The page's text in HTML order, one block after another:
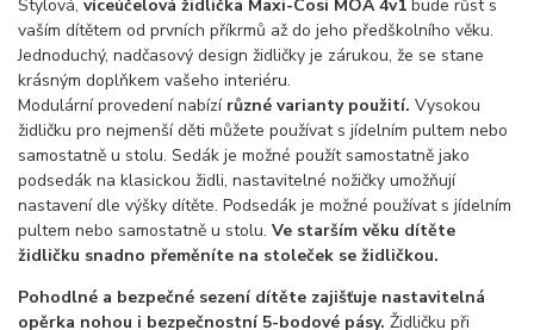
Stylová, víceúčelová židlička Maxi-Cosi MOA 4v1 bude růst s
vaším dítětem od prvních příkrmů až do jeho předškolního věku.
Jednoduchý, nadčasový design židličky je zárukou, že se stane
krásným doplňkem vašeho interiéru.
Modulární provedení nabízí různé varianty použití. Vysokou
židličku pro nejmenší děti můžete používat s jídelním pultem nebo
samostatně u stolu. Sedák je možné použít samostatně jako
podsedák na klasickou židli, nastavitelné nožičky umožňují
nastavení dle výšky dítěte. Podsedák je možné používat s jídelním
pultem nebo samostatně u stolu. Ve starším věku dítěte
židličku snadno přeměníte na stoleček se židličkou.
Pohodlné a bezpečné sezení dítěte zajišťuje nastavitelná
opěrka nohou i bezpečnostní 5-bodové pásy. Židličku při